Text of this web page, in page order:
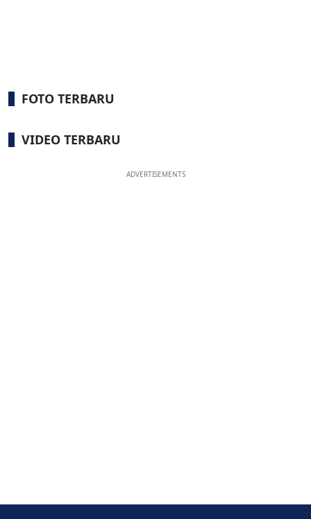
FOTO TERBARU
VIDEO TERBARU
ADVERTISEMENTS